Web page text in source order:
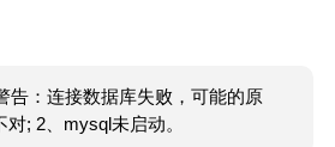
告：连接数据库失败，可能的原
; 2、mysql未启动。